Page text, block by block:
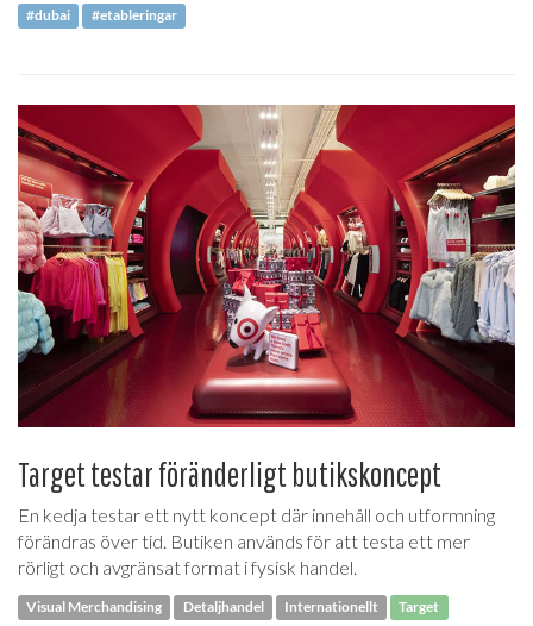
#dubai #etableringar
Target testar föränderligt butikskoncept
En kedja testar ett nytt koncept där innehåll och utformning
förändras över tid. Butiken används för att testa ett mer
rörligt och avgränsat format i fysisk handel.
Visual Merchandising Detaljhandel Internationellt Target